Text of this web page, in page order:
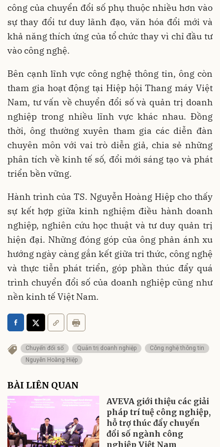
công của chuyển đổi số phụ thuộc nhiều hơn vào
sự thay đổi tư duy lãnh đạo, văn hóa đổi mới và
khả năng thích ứng của tổ chức thay vì chỉ đầu tư
vào công nghệ.
Bên cạnh lĩnh vực công nghệ thông tin, ông còn
tham gia hoạt động tại Hiệp hội Thang máy Việt
Nam, tư vấn về chuyển đổi số và quản trị doanh
nghiệp trong nhiều lĩnh vực khác nhau. Đồng
thời, ông thường xuyên tham gia các diễn đàn
chuyên môn với vai trò diễn giả, chia sẻ những
phân tích về kinh tế số, đổi mới sáng tạo và phát
triển bền vững.
Hành trình của TS. Nguyễn Hoàng Hiệp cho thấy
sự kết hợp giữa kinh nghiệm điều hành doanh
nghiệp, nghiên cứu học thuật và tư duy quản trị
hiện đại. Những đóng góp của ông phản ánh xu
hướng ngày càng gắn kết giữa tri thức, công nghệ
và thực tiễn phát triển, góp phần thúc đẩy quá
trình chuyển đổi số của doanh nghiệp cũng như
nền kinh tế Việt Nam.
Chuyển đổi số Quản trị doanh nghiệp
Công nghệ thông tin
Nguyễn Hoàng Hiệp
BÀI LIÊN QUAN
AVEVA giới thiệu các giải
pháp trí tuệ công nghiệp,
hỗ trợ thúc đẩy chuyển
đổi số ngành công
nghiệp Việt Nam